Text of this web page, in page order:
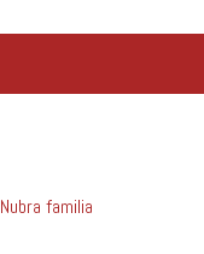
Nubra familia